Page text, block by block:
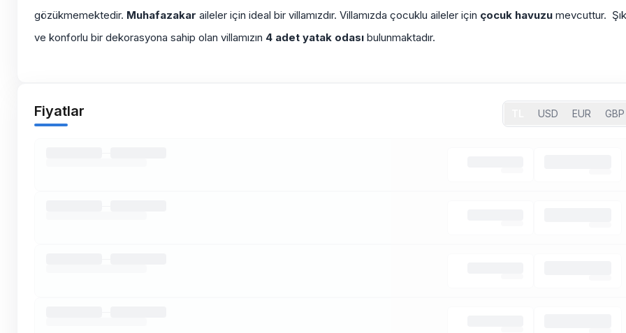
gözükmemektedir. Muhafazakar aileler için ideal bir villamızdır. Villamızda çocuklu aileler için çocuk havuzu mevcuttur. Şık
ve konforlu bir dekorasyona sahip olan villamızın 4 adet yatak odası bulunmaktadır.
Fiyatlar USD EUR GBP